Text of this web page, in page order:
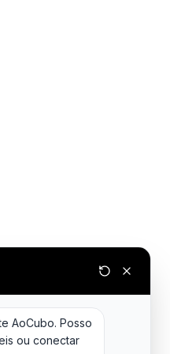
AoCubo. Posso
ou conectar